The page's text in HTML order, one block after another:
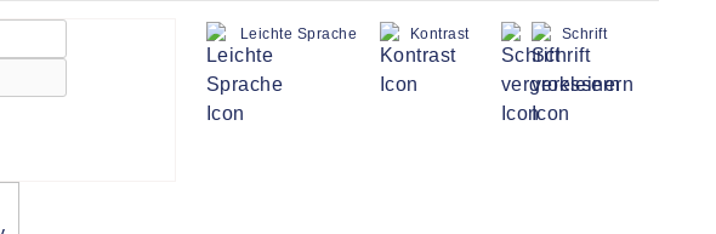
Leichte Sprache Kontrast Schrift